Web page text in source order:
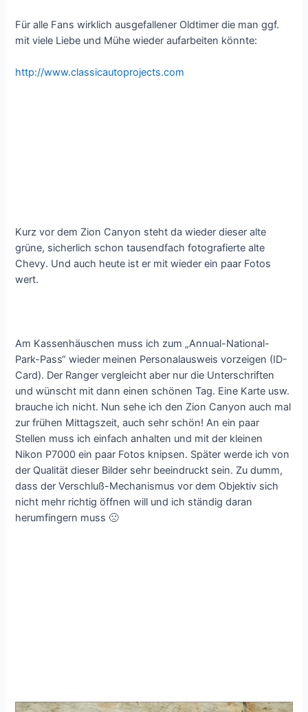
Für alle Fans wirklich ausgefallener Oldtimer die man ggf.
mit viele Liebe und Mühe wieder aufarbeiten könnte:
http://www.classicautoprojects.com
Kurz vor dem Zion Canyon steht da wieder dieser alte
grüne, sicherlich schon tausendfach fotografierte alte
Chevy. Und auch heute ist er mit wieder ein paar Fotos
wert.
Am Kassenhäuschen muss ich zum „Annual-National-
Park-Pass“ wieder meinen Personalausweis vorzeigen (ID-
Card). Der Ranger vergleicht aber nur die Unterschriften
und wünscht mit dann einen schönen Tag. Eine Karte usw.
brauche ich nicht. Nun sehe ich den Zion Canyon auch mal
zur frühen Mittagszeit, auch sehr schön! An ein paar
Stellen muss ich einfach anhalten und mit der kleinen
Nikon P7000 ein paar Fotos knipsen. Später werde ich von
der Qualität dieser Bilder sehr beeindruckt sein. Zu dumm,
dass der Verschluß-Mechanismus vor dem Objektiv sich
nicht mehr richtig öffnen will und ich ständig daran
herumfingern muss 🙁